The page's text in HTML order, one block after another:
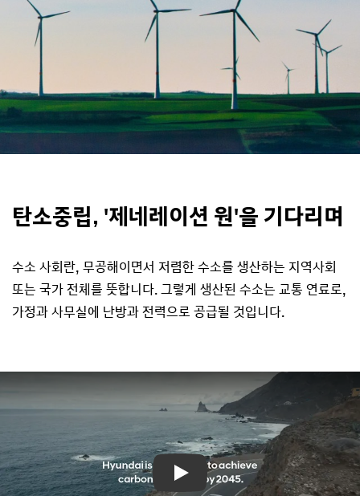
탄소중립, '제네레이션 원'을 기다리며
수소 사회란, 무공해이면서 저렴한 수소를 생산하는 지역사회
또는 국가 전체를 뜻합니다. 그렇게 생산된 수소는 교통 연료로,
가정과 사무실에 난방과 전력으로 공급될 것입니다.
Play